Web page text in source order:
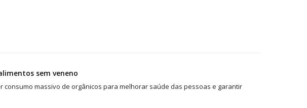
sem veneno
consumo massivo de orgânicos para melhorar saúde das pessoas e garantir